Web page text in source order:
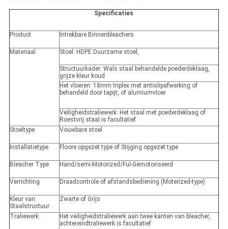
Specificaties
Product Intrekbare Binnenbleachers
Materiaal Stoel: HDPE Duurzame stoel,
Structuurkader: Wals staal behandelde poederdeklaag,
grijze kleur koud
Het vloeren: 18mm triplex met antislipafwerking of
behandeld door tapijt, of alumiumvloer
Veiligheidstraliewerk: Het staal met poederdeklaag of
Roestvrij staal is facultatief
Stoeltype
Vouwbare stoel
Installatietype Floore opgezet type of Stijging opgezet type
Bleacher Type Hand/semi-Motorized/Ful-Gemotoriseerd
Verrichting Draadcontrole of afstandsbediening (Moterized-type)
Kleur van
Staalstructuur
Zwarte of Grijs
Traliewerk
Het veiligheidstraliewerk aan twee kanten van bleacher,
achtereindtraliewerk is facultatief